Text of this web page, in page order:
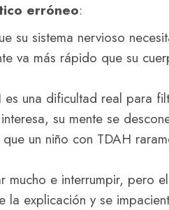
erróneo:
su sistema nervioso
va más rápido que su
es una dificultad real para
su mente se
que un niño con TDAH
mucho e interrumpir, pero
explicación y se